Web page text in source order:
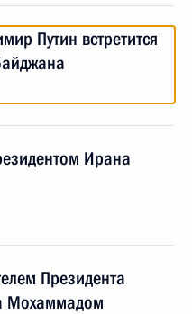
Путин встретится
Ирана
Президента
Мохаммадом